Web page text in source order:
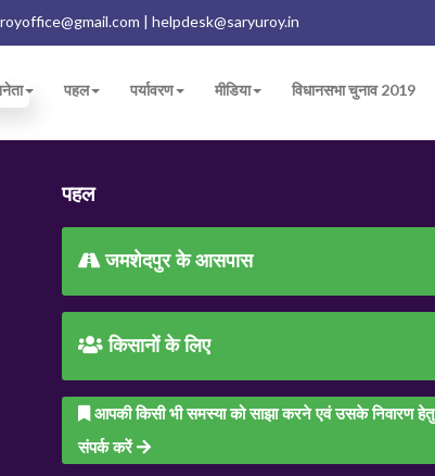
| helpdesk@saryuroy.in
पहल पर्यावरण मीडिया विधानसभा चुनाव 2019
पहल
जमशेदपुर के आसपास
किसानों के लिए
आपकी किसी भी समस्या को साझा करने एवं उसके निवारण हेतु
संपर्क करें